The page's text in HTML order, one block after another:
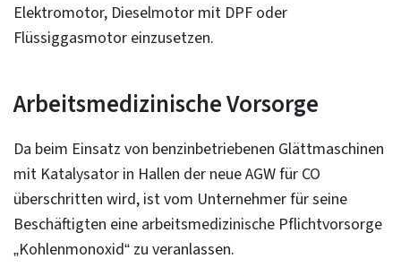
Elektromotor, Dieselmotor mit DPF oder
Flüssiggasmotor einzusetzen.
Arbeitsmedizinische Vorsorge
Da beim Einsatz von benzinbetriebenen Glättmaschinen
mit Katalysator in Hallen der neue AGW für CO
überschritten wird, ist vom Unternehmer für seine
Beschäftigten eine arbeitsmedizinische Pflichtvorsorge
„Kohlenmonoxid“ zu veranlassen.